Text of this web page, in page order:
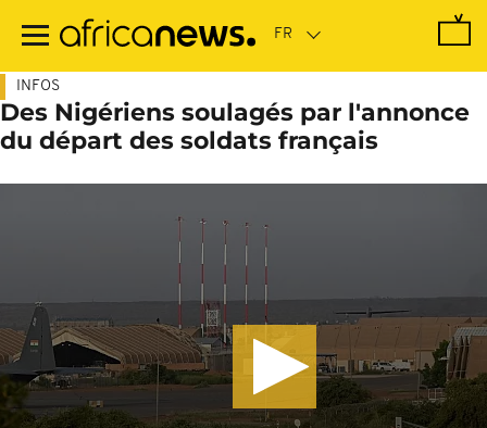
contenu
INFOS
Des Nigériens soulagés par l'annonce
du départ des soldats français